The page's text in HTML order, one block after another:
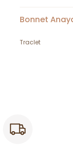
Bonnet
Traclet